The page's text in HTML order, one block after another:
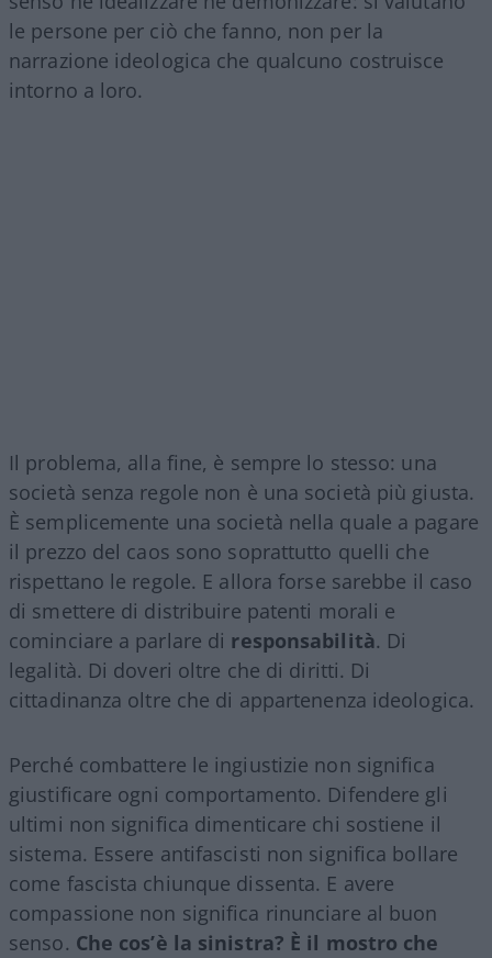
le persone per ciò che fanno, non per la
narrazione ideologica che qualcuno costruisce
intorno a loro.
Il problema, alla fine, è sempre lo stesso: una
società senza regole non è una società più giusta.
È semplicemente una società nella quale a pagare
il prezzo del caos sono soprattutto quelli che
rispettano le regole. E allora forse sarebbe il caso
di smettere di distribuire patenti morali e
cominciare a parlare di responsabilità. Di
legalità. Di doveri oltre che di diritti. Di
cittadinanza oltre che di appartenenza ideologica.
Perché combattere le ingiustizie non significa
giustificare ogni comportamento. Difendere gli
ultimi non significa dimenticare chi sostiene il
sistema. Essere antifascisti non significa bollare
come fascista chiunque dissenta. E avere
compassione non significa rinunciare al buon
senso. Che cos’è la sinistra? È il mostro che